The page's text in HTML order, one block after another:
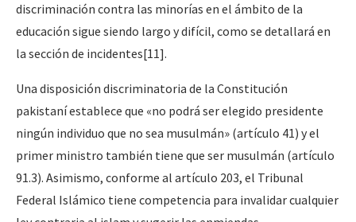
discriminación contra las minorías en el ámbito de la
educación sigue siendo largo y difícil, como se detallará en
la sección de incidentes[11].
Una disposición discriminatoria de la Constitución
pakistaní establece que «no podrá ser elegido presidente
ningún individuo que no sea musulmán» (artículo 41) y el
primer ministro también tiene que ser musulmán (artículo
91.3). Asimismo, conforme al artículo 203, el Tribunal
Federal Islámico tiene competencia para invalidar cualquier